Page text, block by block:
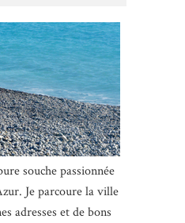
souche passionnée
Je parcoure la ville
adresses et de bons